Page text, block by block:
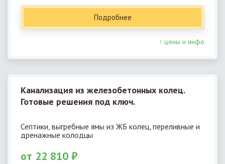
Подробнее
↑ цены и инфо
Канализация из железобетонных колец.
Готовые решения под ключ.
Септики, выгребные ямы из ЖБ колец, переливные и
дренажные колодцы
от 22 810 ₽